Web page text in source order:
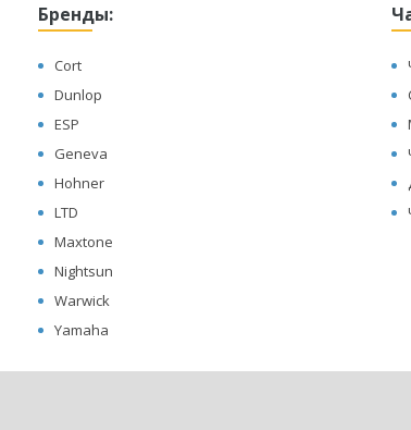
Бренды:
Cort
Dunlop
ESP
Geneva
Hohner
LTD
Maxtone
Nightsun
Warwick
Yamaha